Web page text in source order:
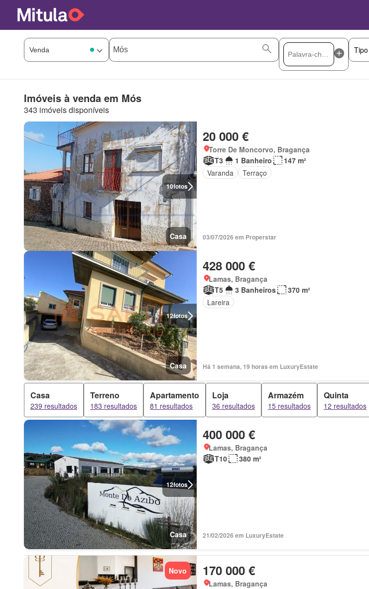
Imóveis à venda em Mós
343 imóveis disponíveis
10fotos
Casa
20 000 €
Torre De Moncorvo, Bragança
T3
1 Banheiro
147 m²
Varanda
Terraço
03/07/2026 em Properstar
12fotos
Casa
428 000 €
Lamas, Bragança
T5
3 Banheiros
370 m²
Lareira
Há 1 semana, 19 horas em LuxuryEstate
Casa
239 resultados
Terreno
183 resultados
Apartamento
81 resultados
Loja
36 resultados
Armazém
15 resultados
Quinta
12 resultados
12fotos
Casa
400 000 €
Lamas, Bragança
T10
380 m²
21/02/2026 em LuxuryEstate
Novo 170 000 €
Lamas, Bragança